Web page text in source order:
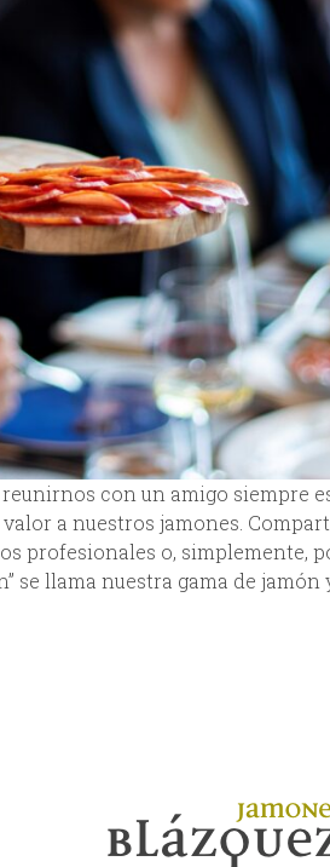
con un amigo siempre
a nuestros jamones.
profesionales o, simplemente,
se llama nuestra gama de jamón